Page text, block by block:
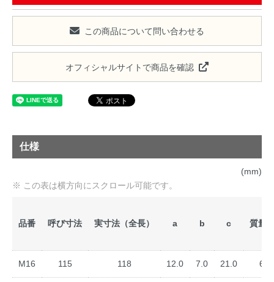
この商品について問い合わせる
オフィシャルサイトで商品を確認
仕様
(mm)
品番 呼び寸法 実寸法（全長） a b c 質量
M16 115 118 12.0 7.0 21.0 65